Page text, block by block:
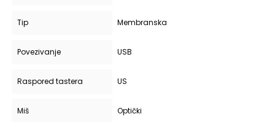
Tip Membranska
Povezivanje USB
Raspored tastera US
Miš Optički